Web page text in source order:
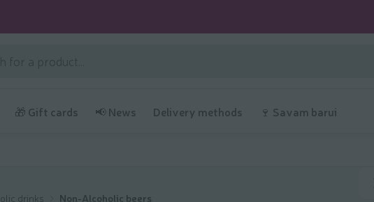
🎁 Gift cards 📢 News Delivery methods 🍷 Savam barui
drinks Non-Alcoholic beers